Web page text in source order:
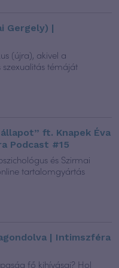
Gergely) |
(újra), akivel a
témáját
ft. Knapek Éva
Podcast #15
és Szirmai
tartalomgyártás
| Intimszféra
fő kihívásai? Hol